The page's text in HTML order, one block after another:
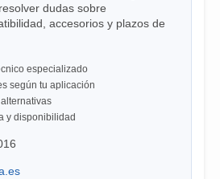
dudas sobre
accesorios y plazos de
especializado
según tu aplicación
y disponibilidad